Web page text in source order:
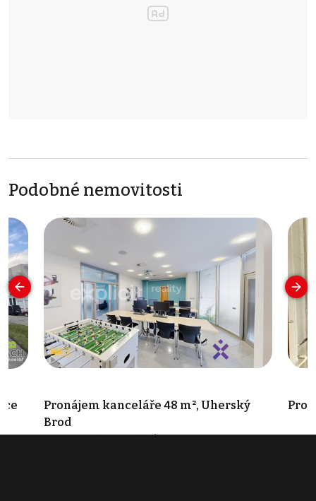
Podobné nemovitosti
Pronájem kanceláře 48 m², Uherský
Brod